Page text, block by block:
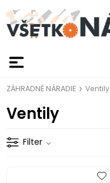
ZÁHRADNÉ NÁRADIE Ventily
Ventily
Filter